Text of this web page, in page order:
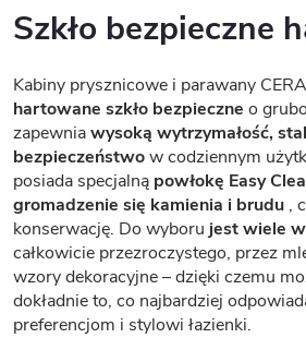
Szkło bezpieczne
Kabiny prysznicowe i parawany
hartowane szkło bezpieczne o
zapewniawysoką wytrzymałość,
bezpieczeństwow codziennym
posiada specjalną powłokę Easy
gromadzenie się kamienia i brudu ,
konserwację. Do wyboru jest wiele
całkowicie przezroczystego, przez
wzory dekoracyjne – dzięki czemu
dokładnie to, co najbardziej
preferencjom i stylowi łazienki.